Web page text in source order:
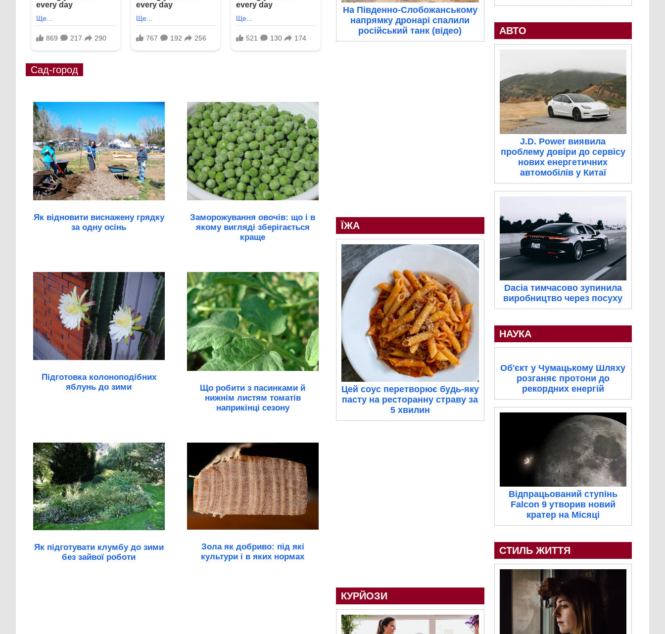
Сад-город
Як відновити виснажену грядку
за одну осінь
Заморожування овочів: що і в
якому вигляді зберігається
краще
Підготовка колоноподібних
яблунь до зими
Що робити з пасинками й
нижнім листям томатів
наприкінці сезону
Як підготувати клумбу до зими
без зайвої роботи
Зола як добриво: під які
культури і в яких нормах
На Південно-Слобожанському
напрямку дронарі спалили
російський танк (відео)
ЇЖА
Цей соус перетворює будь-яку
пасту на ресторанну страву за
5 хвилин
КУРЙОЗИ
АВТО
J.D. Power виявила
проблему довіри до сервісу
нових енергетичних
автомобілів у Китаї
Dacia тимчасово зупинила
виробництво через посуху
НАУКА
Об'єкт у Чумацькому Шляху
розганяє протони до
рекордних енергій
Відпрацьований ступінь
Falcon 9 утворив новий
кратер на Місяці
СТИЛЬ ЖИТТЯ